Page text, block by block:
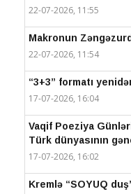
22-07-2026, 11:55
Makronun
22-07-2026, 11:54
“3+3” formatı
17-07-2026, 16:04
Vaqif Poeziya
Türk dünyasının
17-07-2026, 16:02
Kremlə “SOYUQ